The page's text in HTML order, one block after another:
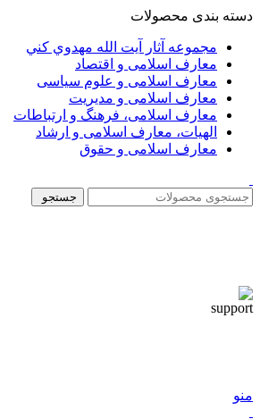
دسته بندی محصولات
مجموعه آثار آيت الله مهدوي كني
معارف اسلامی و اقتصاد
معارف اسلامی و علوم سیاسی
معارف اسلامی و مدیریت
معارف اسلامی، فرهنگ و ارتباطات
الهیات، معارف اسلامی و ارشاد
معارف اسلامی و حقوق
جستجو
منو